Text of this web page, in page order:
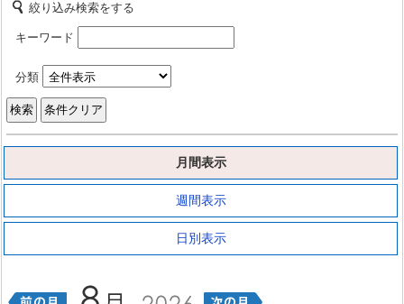
絞り込み検索をする
キーワード
分類
月間表示
週間表示
日別表示